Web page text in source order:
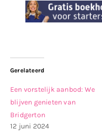
Gerelateerd
Een vorstelijk aanbod: We
blijven genieten van
Bridgerton
12 juni 2024